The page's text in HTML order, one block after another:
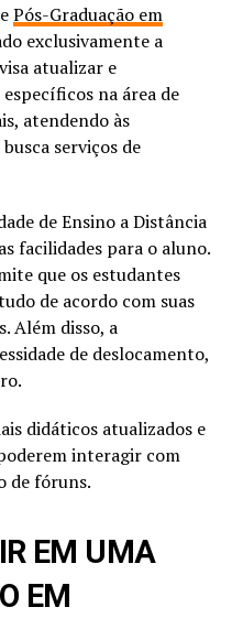
Pós-Graduação em
exclusivamente a
atualizar e
na área de
atendendo às
serviços de
de Ensino a Distância
facilidades para o aluno.
que os estudantes
de acordo com suas
Além disso, a
de deslocamento,
didáticos atualizados e
interagir com
de fóruns.
EM UMA
EM